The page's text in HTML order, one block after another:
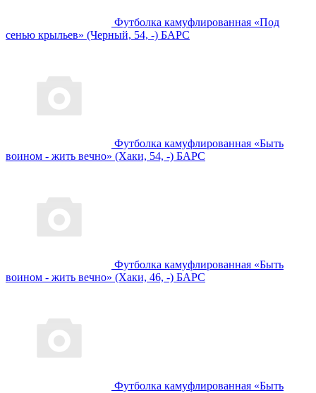
Футболка камуфлированная «Под
сенью крыльев» (Черный, 54, -) БАРС
Футболка камуфлированная «Быть
воином - жить вечно» (Хаки, 54, -) БАРС
Футболка камуфлированная «Быть
воином - жить вечно» (Хаки, 46, -) БАРС
Футболка камуфлированная «Быть